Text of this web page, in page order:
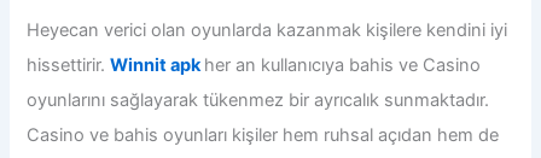
Heyecan verici olan oyunlarda kazanmak kişilere kendini iyi
hissettirir.Winnit apkher an kullanıcıya bahis ve Casino
oyunlarını sağlayarak tükenmez bir ayrıcalık sunmaktadır.
Casino ve bahis oyunları kişiler hem ruhsal açıdan hem de